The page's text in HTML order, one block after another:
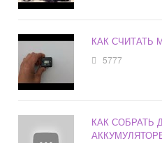
КАК СЧИТАТЬ
5777
КАК СОБРАТЬ